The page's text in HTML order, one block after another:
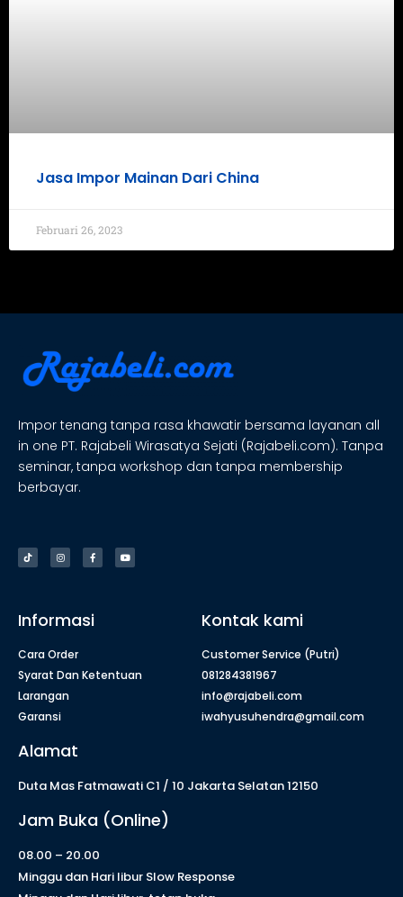
Jasa Impor Mainan Dari China
Februari 26, 2023
Impor tenang tanpa rasa khawatir bersama layanan all
in one PT. Rajabeli Wirasatya Sejati (Rajabeli.com). Tanpa
seminar, tanpa workshop dan tanpa membership
berbayar.
Informasi
Cara Order
Syarat Dan Ketentuan
Larangan
Garansi
Kontak kami
Customer Service (Putri)
081284381967
info@rajabeli.com
iwahyusuhendra@gmail.com
Alamat
Duta Mas Fatmawati C1 / 10 Jakarta Selatan 12150
Jam Buka (Online)
08.00 – 20.00
Minggu dan Hari libur Slow Response